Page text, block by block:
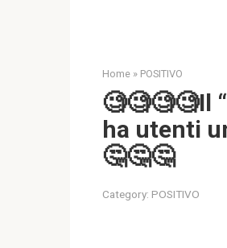
Home » POSITIVO
🧐🧐🧐🧐Il
ha utenti
🤔🤔🤔
Category: POSITIVO